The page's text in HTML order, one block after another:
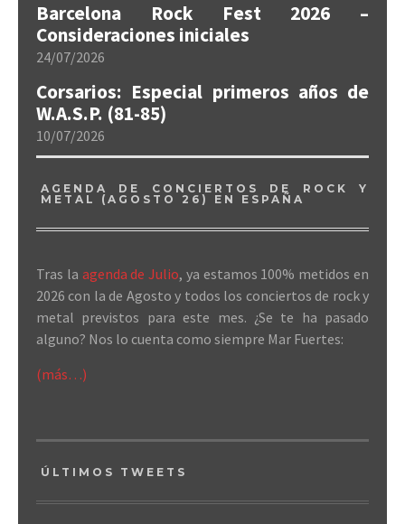
Barcelona Rock Fest 2026 –
Consideraciones iniciales
24/07/2026
Corsarios: Especial primeros años de
W.A.S.P. (81-85)
10/07/2026
AGENDA DE CONCIERTOS DE ROCK Y
METAL (AGOSTO 26) EN ESPAÑA
Tras la agenda de Julio, ya estamos 100% metidos en
2026 con la de Agosto y todos los conciertos de rock y
metal previstos para este mes. ¿Se te ha pasado
alguno? Nos lo cuenta como siempre Mar Fuertes:
(más…)
ÚLTIMOS TWEETS